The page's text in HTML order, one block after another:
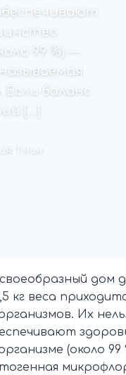
99 %) —
баланс
[…]
1 мин
дом
кг веса
Их
(около 99